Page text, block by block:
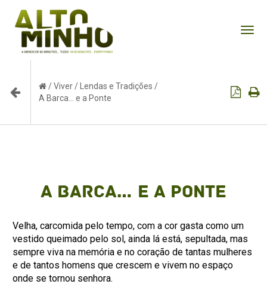
/Viver/ Lendas e Tradições /
A Barca… e a Ponte
A Barca… e a Ponte
Velha, carcomida pelo tempo, com a cor gasta como um
vestido queimado pelo sol, ainda lá está, sepultada, mas
sempre viva na memória e no coração de tantas mulheres
e de tantos homens que crescem e vivem no espaço
onde se tornou senhora.